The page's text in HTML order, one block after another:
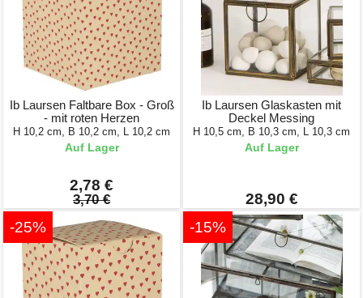
Ib Laursen Faltbare Box - Groß
- mit roten Herzen
H 10,2 cm, B 10,2 cm, L 10,2 cm
Auf Lager
2,78 €
3,70 €
Ib Laursen Glaskasten mit
Deckel Messing
H 10,5 cm, B 10,3 cm, L 10,3 cm
Auf Lager
28,90 €
-25%
-15%